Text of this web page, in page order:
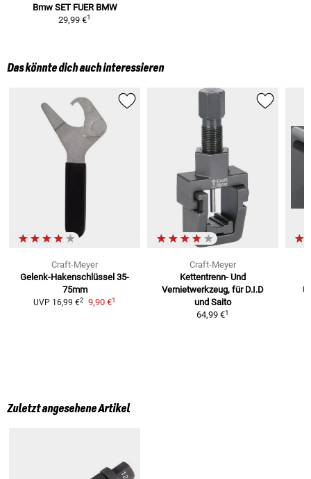
Bmw SET FUER BMW
29,99 €1
Das könnte dich auch interessieren
Craft-Meyer
Gelenk-Hakenschlüssel 35-
75mm
UVP 16,99 €2 9,90 €1
Craft-Meyer
Kettentrenn- Und
Vernietwerkzeug, für D.I.D
und Saito
64,99 €1
Zuletzt angesehene Artikel